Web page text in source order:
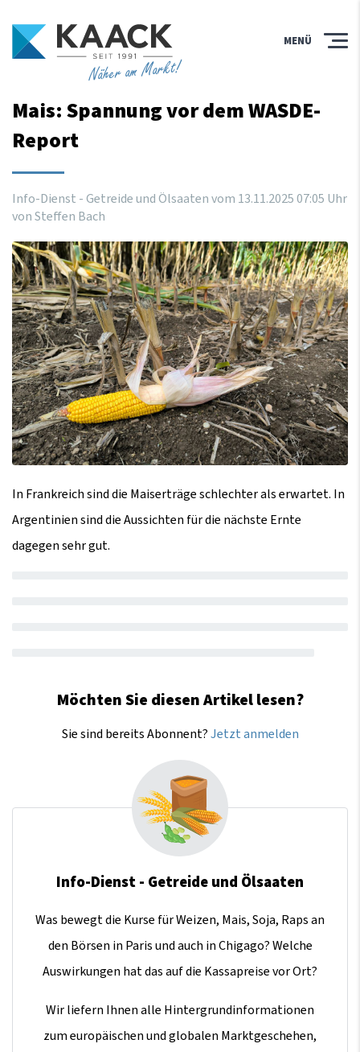
Näher am Markt!
MENÜ
Mais: Spannung vor dem WASDE-
Report
Info-Dienst - Getreide und Ölsaaten vom 13.11.202507:05 Uhr
von Steffen Bach
In Frankreich sind die Maiserträge schlechter als erwartet. In
Argentinien sind die Aussichten für die nächste Ernte
dagegen sehr gut.
Möchten Sie diesen Artikel lesen?
Sie sind bereits Abonnent?Jetzt anmelden
Info-Dienst - Getreide und Ölsaaten
Was bewegt die Kurse für Weizen, Mais, Soja, Raps an
den Börsen in Paris und auch in Chigago? Welche
Auswirkungen hat das auf die Kassapreise vor Ort?
Wir liefern Ihnen alle Hintergrundinformationen
zum europäischen und globalen Marktgeschehen,